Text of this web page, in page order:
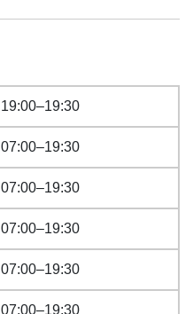
19:00–19:30
07:00–19:30
07:00–19:30
07:00–19:30
07:00–19:30
07:00–19:30